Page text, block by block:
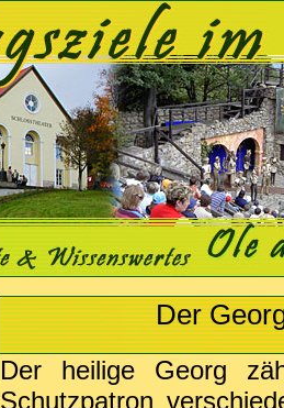
Der
Der heilige Georg
Schutzpatron